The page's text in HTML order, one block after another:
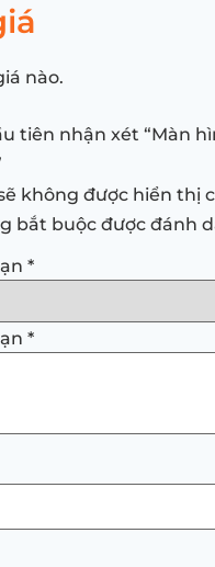
nào.
tiên nhận xét “Màn
không được hiển thị
bắt buộc được đánh
*
*